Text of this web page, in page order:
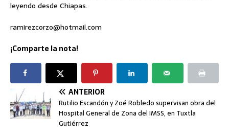
leyendo desde Chiapas.
ramirezcorzo@hotmail.com
¡Comparte la nota!
ANTERIOR
Rutilio Escandón y Zoé Robledo supervisan obra del
Hospital General de Zona del IMSS, en Tuxtla
Gutiérrez